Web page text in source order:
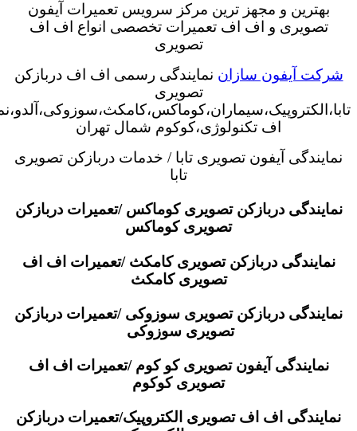
بهترین و مجهز ترین مرکز سرویس تعمیرات آیفون
تصویری و اف اف تعمیرات تخصصی انواع اف اف
تصویری
شرکت آیفون سازان نمایندگی رسمی اف اف دربازکن
تصویری
اف تکنولوژی،کوکوم شمال تهران
نمایندگی آیفون تصویری تابا / خدمات دربازکن تصویری
تابا
نمایندگی دربازکن تصویری کوماکس /تعمیرات دربازکن
تصویری کوماکس
نمایندگی دربازکن تصویری کامکث /تعمیرات اف اف
تصویری کامکث
نمایندگی دربازکن تصویری سوزوکی /تعمیرات دربازکن
تصویری سوزوکی
نمایندگی آیفون تصویری کو کوم /تعمیرات اف اف
تصویری کوکوم
نمایندگی اف اف تصویری الکتروپیک/تعمیرات دربازکن